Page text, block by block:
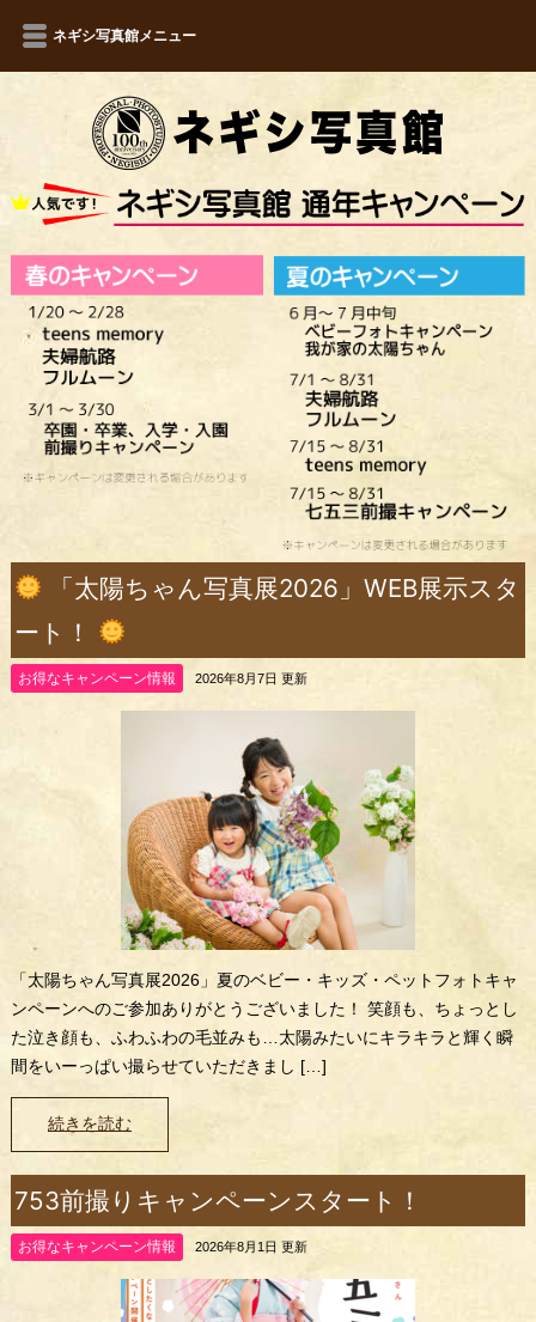
ネギシ写真館メニュー
「太陽ちゃん写真展2026」WEB展示スタ
ート！
お得なキャンペーン情報 2026年8月7日 更新
「太陽ちゃん写真展2026」夏のベビー・キッズ・ペットフォトキャ
ンペーンへのご参加ありがとうございました！ 笑顔も、ちょっとし
た泣き顔も、ふわふわの毛並みも…太陽みたいにキラキラと輝く瞬
間をいーっぱい撮らせていただきまし […]
続きを読む
753前撮りキャンペーンスタート！
お得なキャンペーン情報 2026年8月1日 更新